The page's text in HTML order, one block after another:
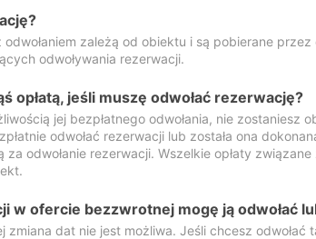
odwołaniem zależą od obiektu i są pobierane
odwoływania rezerwacji.
opłatą, jeśli muszę odwołać rezerwację?
jej bezpłatnego odwołania, nie zostaniesz
odwołać rezerwacji lub została ona
odwołanie rezerwacji. Wszelkie opłaty związane
w ofercie bezzwrotnej mogę ją odwołać
dat nie jest możliwa. Jeśli chcesz odwołać